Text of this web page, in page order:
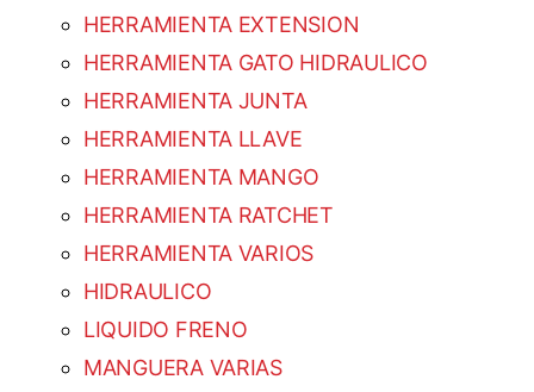
HERRAMIENTA EXTENSION
HERRAMIENTA GATO HIDRAULICO
HERRAMIENTA JUNTA
HERRAMIENTA LLAVE
HERRAMIENTA MANGO
HERRAMIENTA RATCHET
HERRAMIENTA VARIOS
HIDRAULICO
LIQUIDO FRENO
MANGUERA VARIAS